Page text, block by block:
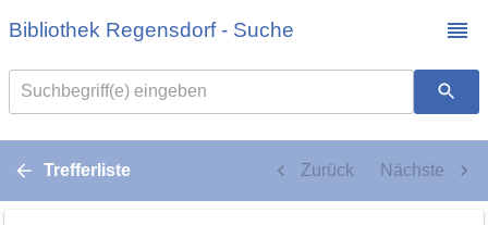
Bibliothek Regensdorf - Suche
Suchbegriff(e) eingeben
Trefferliste Zurück Nächste